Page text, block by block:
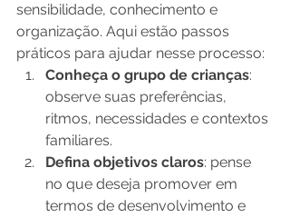
sensibilidade, conhecimento e
organização. Aqui estão passos
práticos para ajudar nesse processo:
Conheça o grupo de crianças:
observe suas preferências,
ritmos, necessidades e contextos
familiares.
Defina objetivos claros: pense
no que deseja promover em
termos de desenvolvimento e